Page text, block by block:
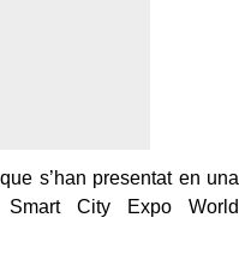
s’han presentat en una
City Expo World